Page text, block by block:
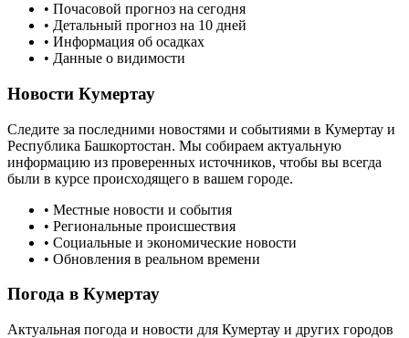
• Почасовой прогноз на сегодня
• Детальный прогноз на 10 дней
• Информация об осадках
• Данные о видимости
Новости Кумертау
Следите за последними новостями и событиями в Кумертау и
Республика Башкортостан. Мы собираем актуальную
информацию из проверенных источников, чтобы вы всегда
были в курсе происходящего в вашем городе.
• Местные новости и события
• Региональные происшествия
• Социальные и экономические новости
• Обновления в реальном времени
Погода в Кумертау
Актуальная погода и новости для Кумертау и других городов